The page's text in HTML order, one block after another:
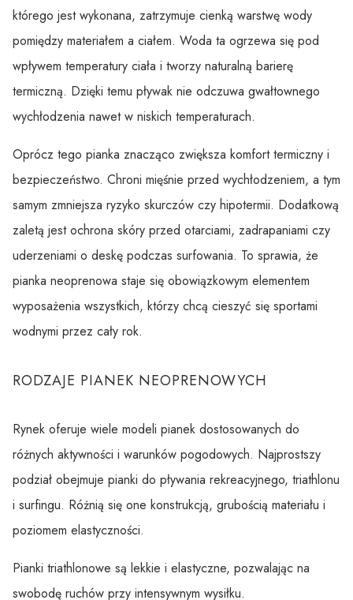
którego jest wykonana, zatrzymuje cienką warstwę wody
pomiędzy materiałem a ciałem. Woda ta ogrzewa się pod
wpływem temperatury ciała i tworzy naturalną barierę
termiczną. Dzięki temu pływak nie odczuwa gwałtownego
wychłodzenia nawet w niskich temperaturach.
Oprócz tego pianka znacząco zwiększa komfort termiczny i
bezpieczeństwo. Chroni mięśnie przed wychłodzeniem, a tym
samym zmniejsza ryzyko skurczów czy hipotermii. Dodatkową
zaletą jest ochrona skóry przed otarciami, zadrapaniami czy
uderzeniami o deskę podczas surfowania. To sprawia, że
pianka neoprenowa staje się obowiązkowym elementem
wyposażenia wszystkich, którzy chcą cieszyć się sportami
wodnymi przez cały rok.
RODZAJE PIANEK NEOPRENOWYCH
Rynek oferuje wiele modeli pianek dostosowanych do
różnych aktywności i warunków pogodowych. Najprostszy
podział obejmuje pianki do pływania rekreacyjnego, triathlonu
i surfingu. Różnią się one konstrukcją, grubością materiału i
poziomem elastyczności.
Pianki triathlonowe są lekkie i elastyczne, pozwalając na
swobodę ruchów przy intensywnym wysiłku.